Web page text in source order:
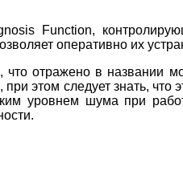
Function,
оперативно их
отражено в названии
этом следует знать, что
уровнем шума при